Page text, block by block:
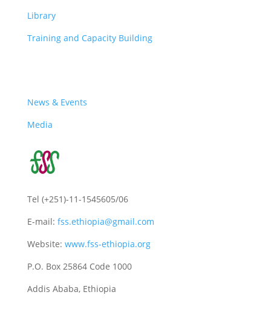
Library
Training and Capacity Building
News & Events
Media
Tel (+251)-11-1545605/06
E-mail: fss.ethiopia@gmail.com
Website: www.fss-ethiopia.org
P.O. Box 25864 Code 1000
Addis Ababa, Ethiopia